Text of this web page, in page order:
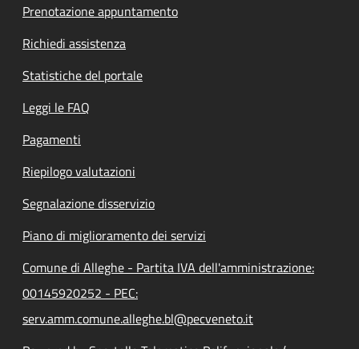
Prenotazione appuntamento
Richiedi assistenza
Statistiche del portale
Leggi le FAQ
Pagamenti
Riepilogo valutazioni
Segnalazione disservizio
Piano di miglioramento dei servizi
Comune di Alleghe - Partita IVA dell'amministrazione:
00145920252 - PEC:
serv.amm.comune.alleghe.bl@pecveneto.it